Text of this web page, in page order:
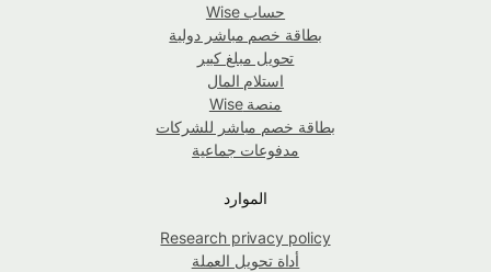
حساب Wise
بطاقة خصم مباشر دولية
تحويل مبلغ كبير
استلام المال
منصة Wise
بطاقة خصم مباشر للشركات
مدفوعات جماعية
الموارد
Research privacy policy
أداة تحويل العملة